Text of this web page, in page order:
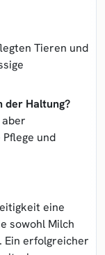
Tieren und
der Haltung?
und
eine
sowohl Milch
Ein erfolgreicher